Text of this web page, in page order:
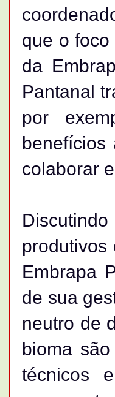
que o
da
Pantanal
por
colaborar
produtivos
Embrapa
de sua
neutro de
bioma
técnicos